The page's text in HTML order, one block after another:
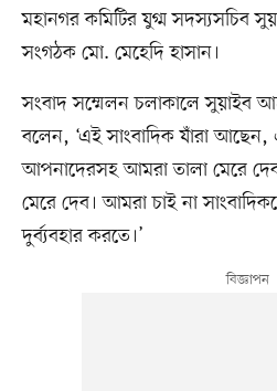
মহানগর কমিটির যুগ্ম সদস্যসচিব
সংগঠক মো. মেহেদি হাসান।
সংবাদ সম্মেলন চলাকালে সুয়াইব
বলেন, ‘এই সাংবাদিক যাঁরা আছেন,
আপনাদেরসহ আমরা তালা মেরে
মেরে দেব। আমরা চাই না
দুর্ব্যবহার করতে।’